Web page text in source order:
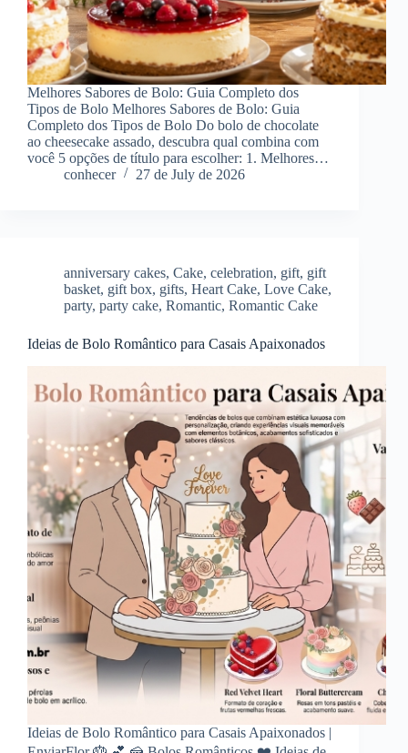
Melhores Sabores de Bolo: Guia Completo dos
Tipos de Bolo Melhores Sabores de Bolo: Guia
Completo dos Tipos de Bolo Do bolo de chocolate
ao cheesecake assado, descubra qual combina com
você 5 opções de título para escolher: 1. Melhores…
conhecer
27 de July de 2026
anniversary cakes, Cake, celebration, gift, gift
basket, gift box, gifts, Heart Cake, Love Cake,
party, party cake, Romantic, Romantic Cake
Ideias de Bolo Romântico para Casais Apaixonados
Ideias de Bolo Romântico para Casais Apaixonados |